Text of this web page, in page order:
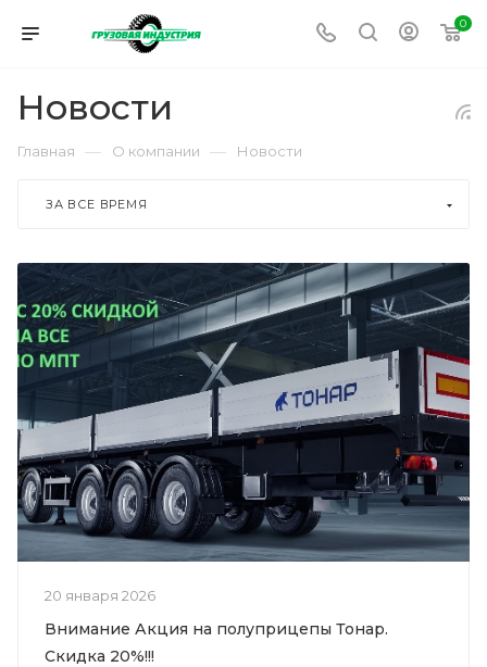
0
Новости
Главная — О компании — Новости
ЗА ВСЕ ВРЕМЯ
20 января 2026
Внимание Акция на полуприцепы Тонар.
Скидка 20%!!!